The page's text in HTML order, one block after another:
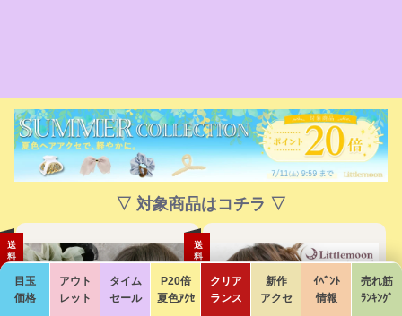
目玉
価格
アウト
レット
タイム
セール
P20倍
夏色ｱｸｾ
クリア
ランス
新作
アクセ
ｲﾍﾞﾝﾄ
情報
売れ筋
ﾗﾝｷﾝｸﾞ
▽ 対象商品はコチラ ▽
送
料
送
料